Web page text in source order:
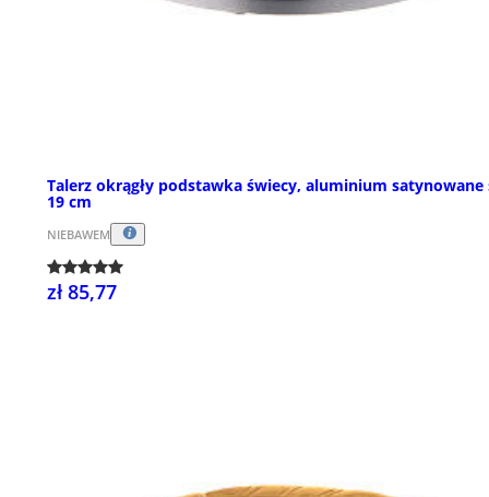
Talerz okrągły podstawka świecy, aluminium satynowane
19 cm
NIEBAWEM
zł 85,77